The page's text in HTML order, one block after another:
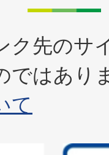
ク先のサ
ではあり
て